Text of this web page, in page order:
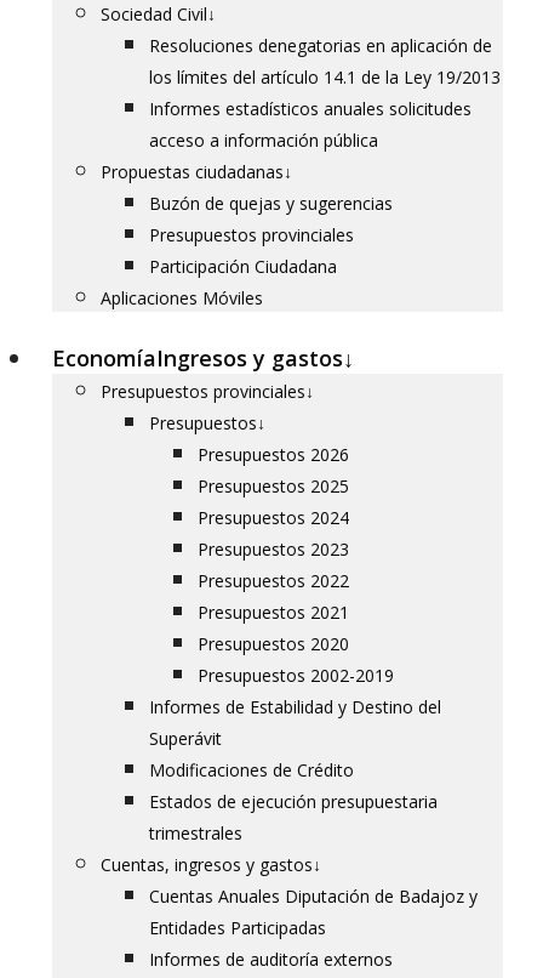
Sociedad Civil↓
Resoluciones denegatorias en aplicación de
los límites del artículo 14.1 de la Ley 19/2013
Informes estadísticos anuales solicitudes
acceso a información pública
Propuestas ciudadanas↓
Buzón de quejas y sugerencias
Presupuestos provinciales
Participación Ciudadana
Aplicaciones Móviles
EconomíaIngresos y gastos↓
Presupuestos provinciales↓
Presupuestos↓
Presupuestos 2026
Presupuestos 2025
Presupuestos 2024
Presupuestos 2023
Presupuestos 2022
Presupuestos 2021
Presupuestos 2020
Presupuestos 2002-2019
Informes de Estabilidad y Destino del
Superávit
Modificaciones de Crédito
Estados de ejecución presupuestaria
trimestrales
Cuentas, ingresos y gastos↓
Cuentas Anuales Diputación de Badajoz y
Entidades Participadas
Informes de auditoría externos